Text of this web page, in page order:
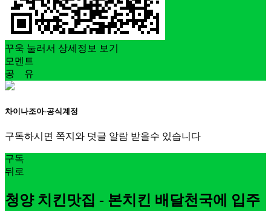
꾸욱 눌러서 상세정보 보기
모멘트
공 유
차이나조아-공식계정
구독하시면 쪽지와 덧글 알람 받을수 있습니다
구독
뒤로
청양 치킨맛집 - 본치킨 배달천국에 입주